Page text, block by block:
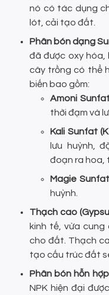
nó có tác dụng
lót, cải tạo đất.
Phân bón dạng
đã được oxy
cây trồng có thể
biến bao gồm:
Amoni Sunfat
thời đạm và
Kali Sunfat
lưu huỳnh,
đoạn ra hoa,
Magie Sunfat
huỳnh.
Thạch cao
kinh tế, vừa cung
cho đất. Thạch
tạo cấu trúc đất
Phân bón hỗn
NPK hiện đại